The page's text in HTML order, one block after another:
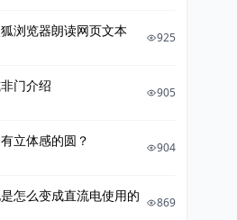
浏览器朗读网页文本 925
门介绍 905
立体感的圆？ 904
怎么变成直流电使用的 869